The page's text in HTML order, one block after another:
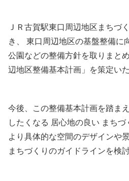
ＪＲ古賀駅東口周辺地区まちづ
き、 東口周辺地区の基盤整備に
公園などの整備方針を取りまと
辺地区整備基本計画」を策定いた
今後、この整備基本計画を踏ま
したくなる 居心地の良い まちづ
より具体的な空間のデザインや
まちづくりのガイドラインを検